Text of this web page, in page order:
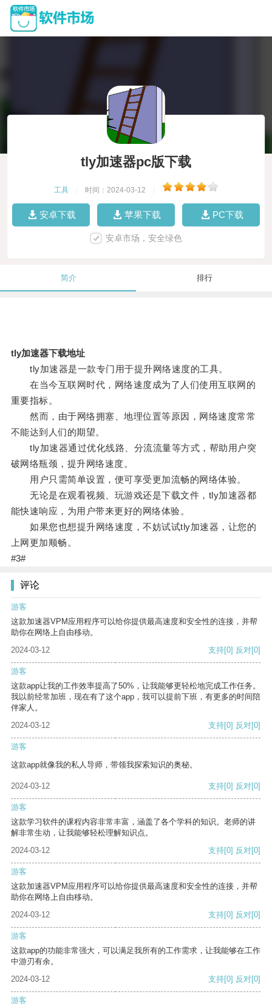
tly加速器pc版下载
工具 时间：2024-03-12
安卓下载 苹果下载 PC下载
安卓市场，安全绿色
简介 排行
tly加速器下载地址
tly加速器是一款专门用于提升网络速度的工具。
在当今互联网时代，网络速度成为了人们使用互联网的
重要指标。
然而，由于网络拥塞、地理位置等原因，网络速度常常
不能达到人们的期望。
tly加速器通过优化线路、分流流量等方式，帮助用户突
破网络瓶颈，提升网络速度。
用户只需简单设置，便可享受更加流畅的网络体验。
无论是在观看视频、玩游戏还是下载文件，tly加速器都
能快速响应，为用户带来更好的网络体验。
如果您也想提升网络速度，不妨试试tly加速器，让您的
上网更加顺畅。
#3#
评论
游客
这款加速器VPM应用程序可以给你提供最高速度和安全性的连接，并帮
助你在网络上自由移动。
2024-03-12
支持[0] 反对[0]
游客
这款app让我的工作效率提高了50%，让我能够更轻松地完成工作任务。
我以前经常加班，现在有了这个app，我可以提前下班，有更多的时间陪
伴家人。
2024-03-12
支持[0] 反对[0]
游客
这款app就像我的私人导师，带领我探索知识的奥秘。
2024-03-12 支持[0] 反对[0]
游客
这款学习软件的课程内容非常丰富，涵盖了各个学科的知识。老师的讲
解非常生动，让我能够轻松理解知识点。
2024-03-12
支持[0] 反对[0]
游客
这款加速器VPM应用程序可以给你提供最高速度和安全性的连接，并帮
助你在网络上自由移动。
2024-03-12
支持[0] 反对[0]
游客
这款app的功能非常强大，可以满足我所有的工作需求，让我能够在工作
中游刃有余。
2024-03-12
支持[0] 反对[0]
游客